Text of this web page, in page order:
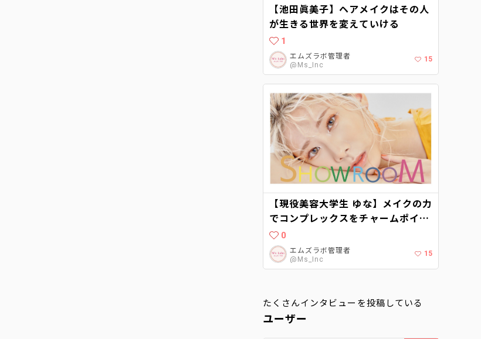
【池田眞美子】ヘアメイクはその人
が生きる世界を変えていける
1
エムズラボ管理者
@Ms_Inc
15
【現役美容大学生 ゆな】メイクの力
でコンプレックスをチャームポイン
トにする
0
エムズラボ管理者
@Ms_Inc
15
たくさんインタビューを投稿している
ユーザー